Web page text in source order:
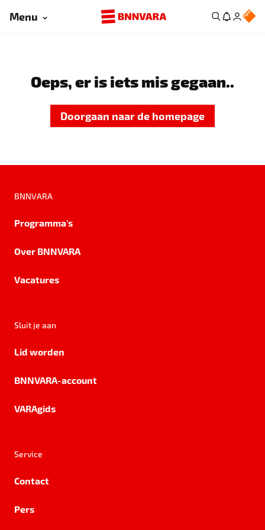
Menu
Oeps, er is iets mis gegaan..
Doorgaan naar de homepage
BNNVARA
Programma's
Over BNNVARA
Vacatures
Sluit je aan
Lid worden
BNNVARA-account
VARAgids
Service
Contact
Pers